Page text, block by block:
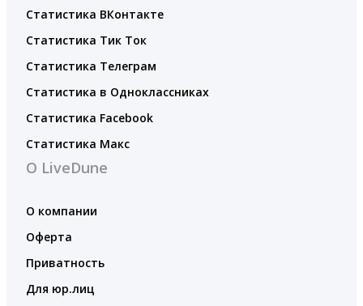
Статистика ВКонтакте
Статистика Тик Ток
Статистика Телеграм
Статистика в Одноклассниках
Статистика Facebook
Статистика Макс
О LiveDune
О компании
Оферта
Приватность
Для юр.лиц